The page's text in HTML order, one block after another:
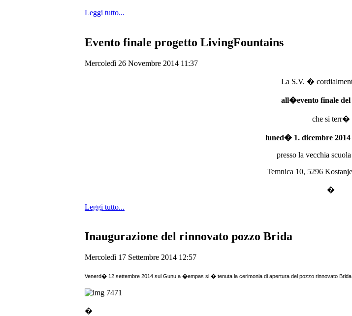
Leggi tutto...
Evento finale progetto LivingFountains
Mercoledì 26 Novembre 2014 11:37
La S.V. �
all�evento finale del
che si terr�
luned� 1. dicembre 2014
presso la vecchia
Temnica 10, 5296
�
Leggi tutto...
Inaugurazione del rinnovato pozzo Brida
Mercoledì 17 Settembre 2014 12:57
Venerd� 12 settembre 2014 sul Gunu a �empas si � tenuta la cerimonia di apertura del pozzo rinnovato Brida.
�